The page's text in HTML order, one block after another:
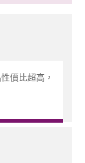
價比超高，